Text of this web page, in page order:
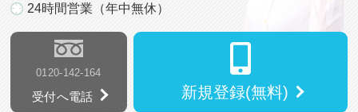
24時間営業（年中無休）
0120-142-164
受付へ電話 新規登録(無料)